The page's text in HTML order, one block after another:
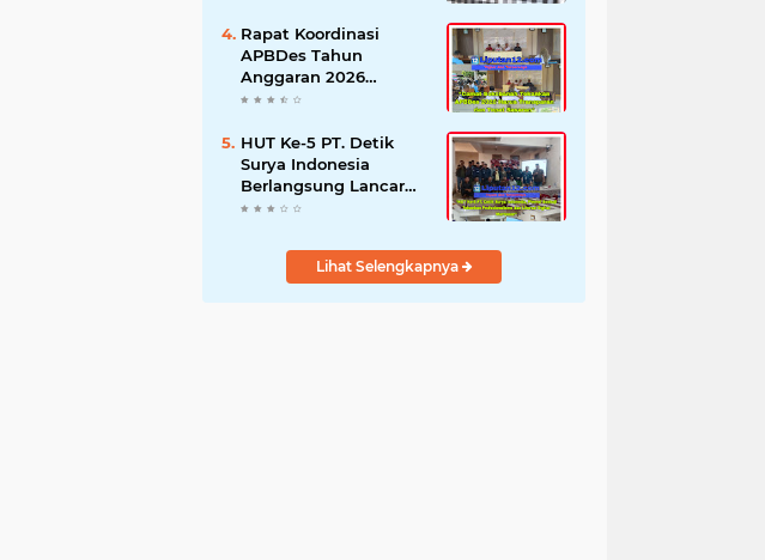
dan Hentikan Dugaan
Permainan Oknum
Rapat Koordinasi
APBDes Tahun
Anggaran 2026
Semester II,
Sokobanah Libatkan 12
Desa
HUT Ke-5 PT. Detik
Surya Indonesia
Berlangsung Lancar
dan Profesional,
Wartawan
Lihat Selengkapnya